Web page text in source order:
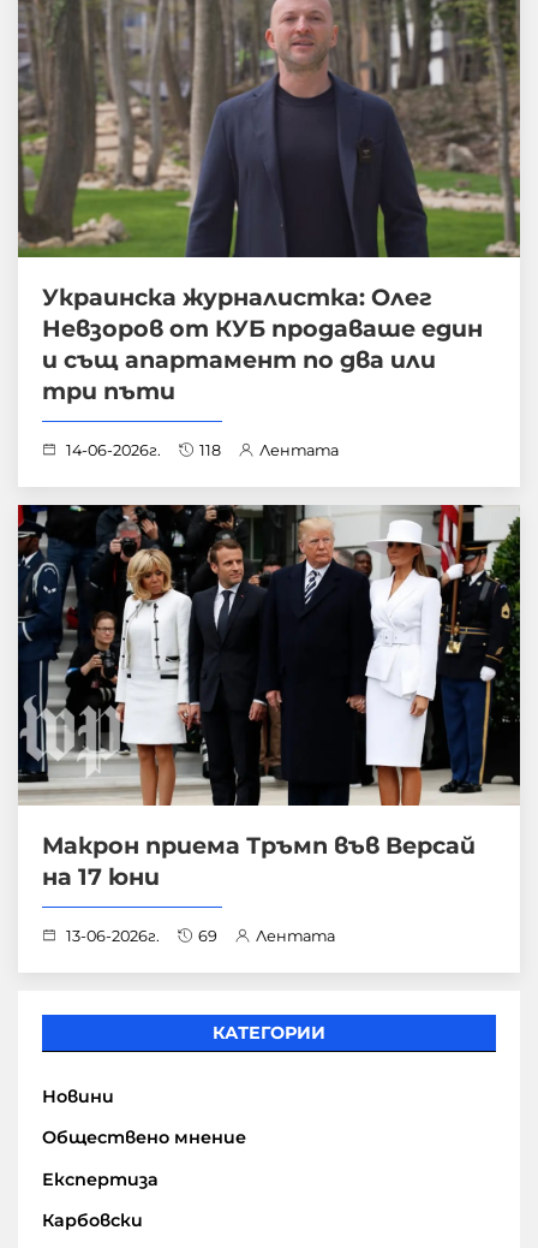
Украинска журналистка: Олег
Невзоров от КУБ продаваше един
и същ апартамент по два или
три пъти
14-06-2026г. 118 Лентата
Макрон приема Тръмп във Версай
на 17 юни
13-06-2026г. 69 Лентата
КАТЕГОРИИ
Новини
Обществено мнение
Експертиза
Карбовски